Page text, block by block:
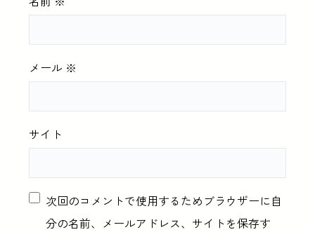
メール ※
サイト
次回のコメントで使用するためブラウザーに自
分の名前、メールアドレス、サイトを保存す